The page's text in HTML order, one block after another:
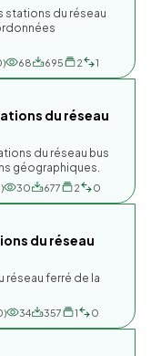
stations du réseau
68 695 2 1
du réseau
du réseau bus
géographiques.
30 677 2 0
du réseau
ferré de la
34 357 1 0